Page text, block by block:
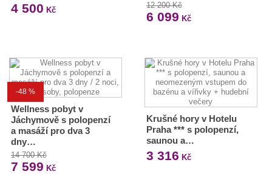
4 500 Kč
12 200 Kč
6 099 Kč
-48 %
Wellness pobyt v
Jáchymově s polopenzí
a masáží pro dva 3
dny…
14 700 Kč
7 599 Kč
Krušné hory v Hotelu
Praha *** s polopenzí,
saunou a…
3 316 Kč